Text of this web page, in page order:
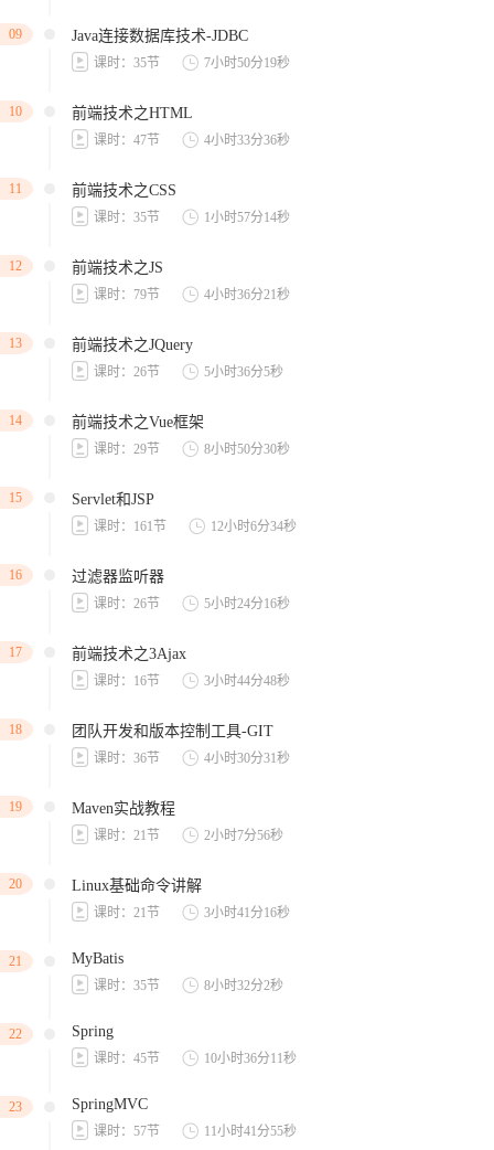
09 Java连接数据库技术-JDBC
课时：35节 7小时50分19秒
10 前端技术之HTML
课时：47节 4小时33分36秒
11 前端技术之CSS
课时：35节 1小时57分14秒
12 前端技术之JS
课时：79节 4小时36分21秒
13 前端技术之JQuery
课时：26节 5小时36分5秒
14 前端技术之Vue框架
课时：29节 8小时50分30秒
15 Servlet和JSP
课时：161节 12小时6分34秒
16 过滤器监听器
课时：26节 5小时24分16秒
17 前端技术之3Ajax
课时：16节 3小时44分48秒
18 团队开发和版本控制工具-GIT
课时：36节 4小时30分31秒
19 Maven实战教程
课时：21节 2小时7分56秒
20 Linux基础命令讲解
课时：21节 3小时41分16秒
21 MyBatis
课时：35节 8小时32分2秒
22 Spring
课时：45节 10小时36分11秒
23 SpringMVC
课时：57节 11小时41分55秒